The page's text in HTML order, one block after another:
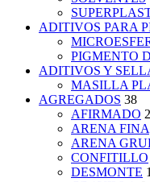
ADITIVOS PARA
PIGMENTO
ADITIVOS Y
MASILLA
AGREGADOS 38
AFIRMADO 2
ARENA FINA
ARENA
CONFITILLO
DESMONTE 1